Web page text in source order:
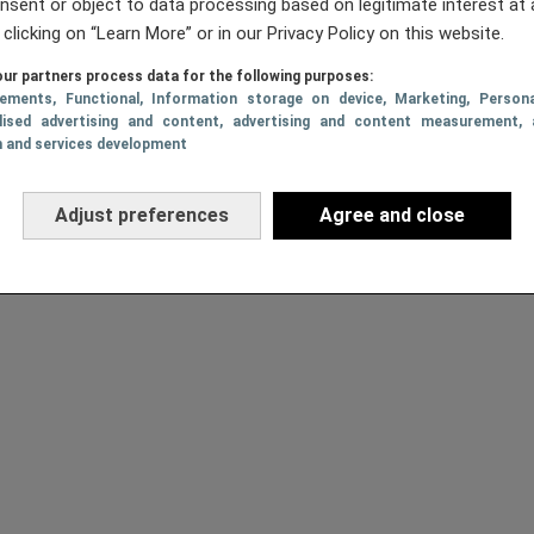
or object to data processing based on legitimate interest at
on “Learn More” or in our Privacy Policy on this website.
partners process data for the following purposes:
, Functional , Information storage on device, Marketing,
advertising and content, advertising and content measurement,
and services development
Adjust preferences Agree and close